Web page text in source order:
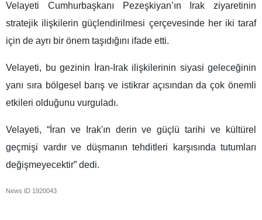
Velayeti Cumhurbaşkanı Pezeşkiyan’ın Irak ziyaretinin
stratejik ilişkilerin güçlendirilmesi çerçevesinde her iki taraf
için de ayrı bir önem taşıdığını ifade etti.
Velayeti, bu gezinin İran-Irak ilişkilerinin siyasi geleceğinin
yanı sıra bölgesel barış ve istikrar açısından da çok önemli
etkileri olduğunu vurguladı.
Velayeti, “İran ve Irak'ın derin ve güçlü tarihi ve kültürel
geçmişi vardır ve düşmanın tehditleri karşısında tutumları
değişmeyecektir” dedi.
News ID 1920043